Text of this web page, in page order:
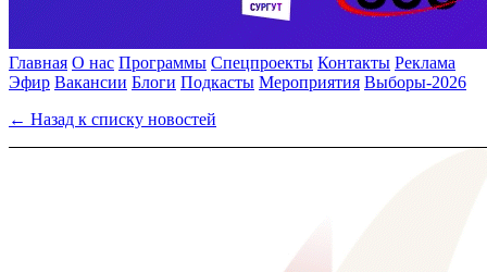
Главная О нас Программы Спецпроекты Контакты Реклама
Эфир Вакансии Блоги Подкасты Мероприятия Выборы-2026
← Назад к списку новостей